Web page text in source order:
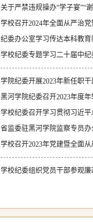
关于严禁违规操办“学子宴”“
学校召开2024年全面从严治
纪委办公室学习传达本科教
学校纪委专题学习二十届中
学院纪委开展2023年新任职
黑河学院纪委召开2023年度
学校纪委召开学习贯彻习近
省监委驻黑河学院监察专员
学校召开2023年党建暨全面
学校纪委组织党员干部参观